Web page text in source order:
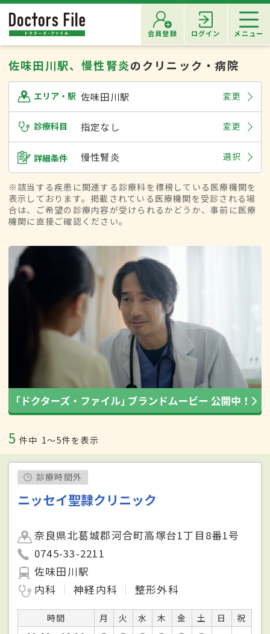
会員登録 ログイン メニュー
佐味田川駅、慢性腎炎のクリニック・病院
エリア・駅 佐味田川駅 変更
診療科目 指定なし 変更
詳細条件 慢性腎炎 選択
※該当する疾患に関連する診療科を標榜している医療機関を
表示しております。掲載されている医療機関を受診される場
合は、ご希望の診療内容が受けられるかどうか、事前に医療
機関に直接ご確認ください。
5 件中 1〜5件を表示
診療時間外
ニッセイ聖隷クリニック
奈良県北葛城郡河合町高塚台1丁目8番1号
0745-33-2211
佐味田川駅
内科
神経内科 整形外科
時間 月 火 水 木 金 土 日
祝